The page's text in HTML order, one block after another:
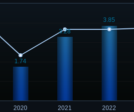
2020 2021 2022
1.74
3.28
3.85